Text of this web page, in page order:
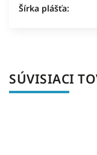
Šírka plášťa:
SÚVISIACI